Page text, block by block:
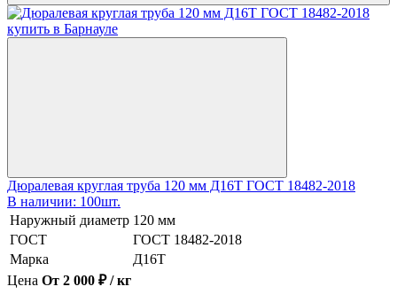
Дюралевая круглая труба 120 мм Д16Т ГОСТ 18482-2018
В наличии: 100шт.
Наружный диаметр 120 мм
ГОСТ
ГОСТ 18482-2018
Марка
Д16Т
Цена От 2 000 ₽ / кг